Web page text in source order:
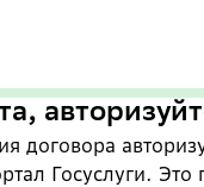
договора
Госуслуги. Это